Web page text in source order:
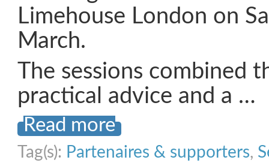
Limehouse London on
March.
The sessions combined
practical advice and a …
Read more
Tag(s): Partenaires & supporters,